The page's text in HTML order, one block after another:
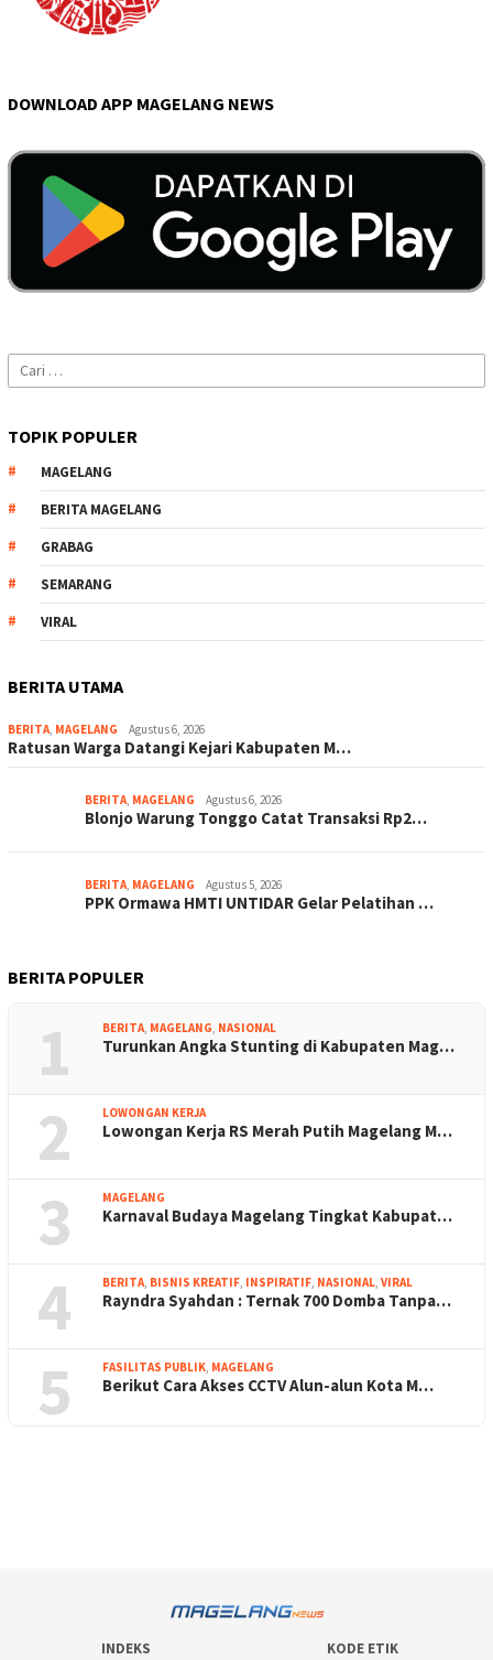
DOWNLOAD APP MAGELANG NEWS
Cari
untuk:
TOPIK POPULER
MAGELANG
BERITA MAGELANG
GRABAG
SEMARANG
VIRAL
BERITA UTAMA
BERITA, MAGELANG Agustus 6, 2026
Ratusan Warga Datangi Kejari Kabupaten M…
BERITA, MAGELANG Agustus 6, 2026
Blonjo Warung Tonggo Catat Transaksi Rp2…
BERITA, MAGELANG Agustus 5, 2026
PPK Ormawa HMTI UNTIDAR Gelar Pelatihan …
BERITA POPULER
1 BERITA, MAGELANG, NASIONAL
Turunkan Angka Stunting di Kabupaten Mag…
2 LOWONGAN KERJA
Lowongan Kerja RS Merah Putih Magelang M…
3 MAGELANG
Karnaval Budaya Magelang Tingkat Kabupat…
4 BERITA, BISNIS KREATIF, INSPIRATIF, NASIONAL, VIRAL
Rayndra Syahdan : Ternak 700 Domba Tanpa…
5 FASILITAS PUBLIK, MAGELANG
Berikut Cara Akses CCTV Alun-alun Kota M…
INDEKS KODE ETIK